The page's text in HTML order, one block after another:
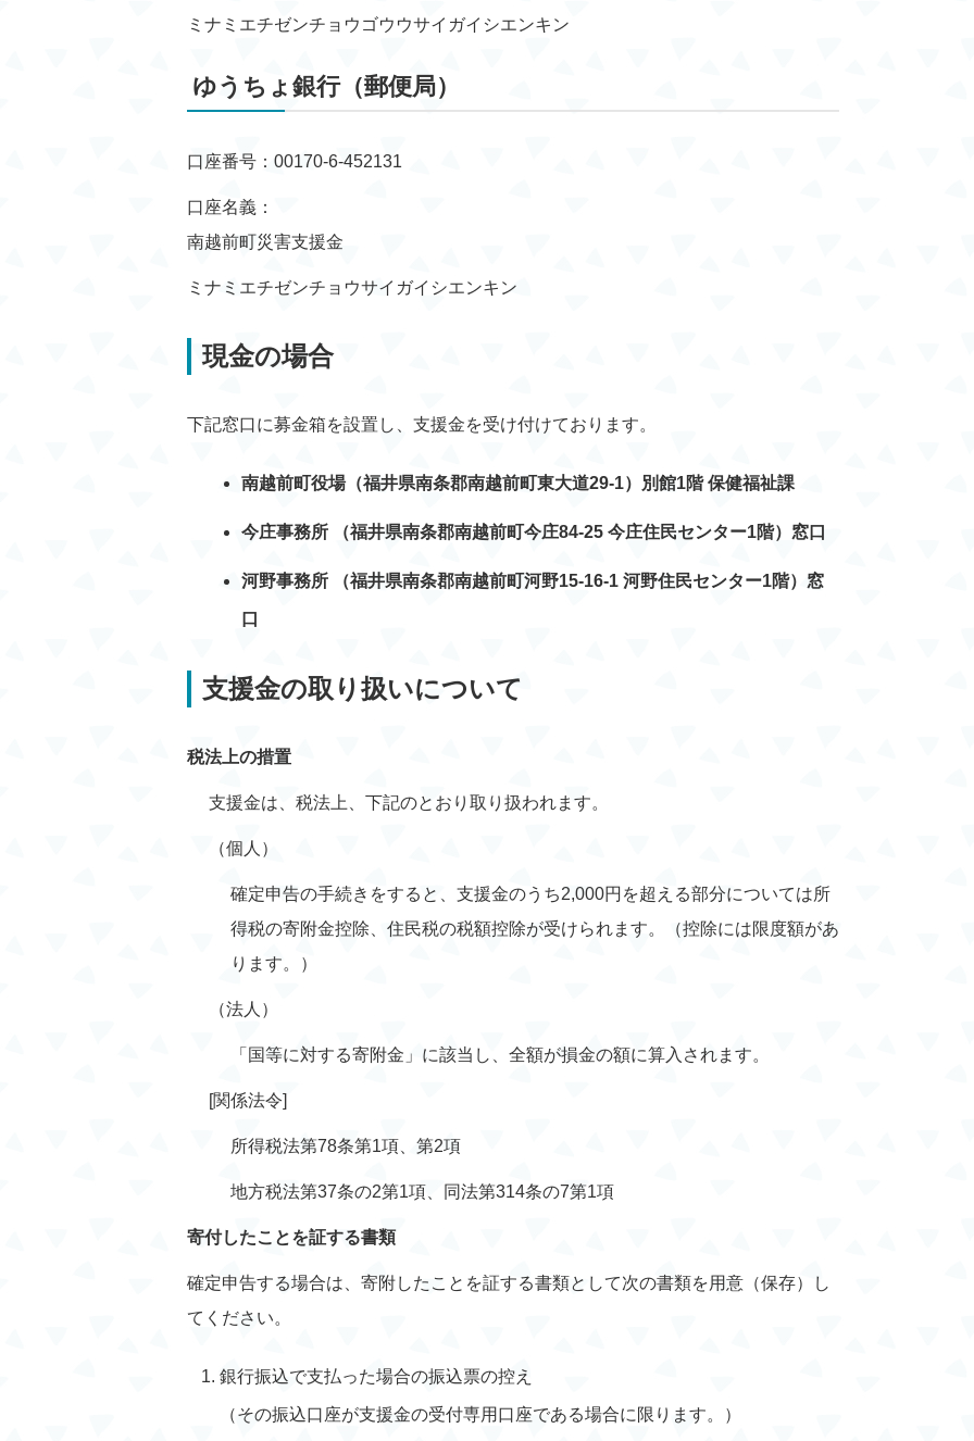
ミナミエチゼンチョウゴウウサイガイシエンキン
ゆうちょ銀行（郵便局）
口座番号：00170-6-452131
口座名義：
南越前町災害支援金
ミナミエチゼンチョウサイガイシエンキン
現金の場合
下記窓口に募金箱を設置し、支援金を受け付けております。
南越前町役場（福井県南条郡南越前町東大道29-1）別館1階 保健福祉課
今庄事務所 （福井県南条郡南越前町今庄84-25 今庄住民センター1階）窓口
河野事務所 （福井県南条郡南越前町河野15-16-1 河野住民センター1階）窓
口
支援金の取り扱いについて
税法上の措置
支援金は、税法上、下記のとおり取り扱われます。
（個人）
確定申告の手続きをすると、支援金のうち2,000円を超える部分については所
得税の寄附金控除、住民税の税額控除が受けられます。（控除には限度額があ
ります。）
（法人）
「国等に対する寄附金」に該当し、全額が損金の額に算入されます。
[関係法令]
所得税法第78条第1項、第2項
地方税法第37条の2第1項、同法第314条の7第1項
寄付したことを証する書類
確定申告する場合は、寄附したことを証する書類として次の書類を用意（保存）し
てください。
銀行振込で支払った場合の振込票の控え
（その振込口座が支援金の受付専用口座である場合に限ります。）